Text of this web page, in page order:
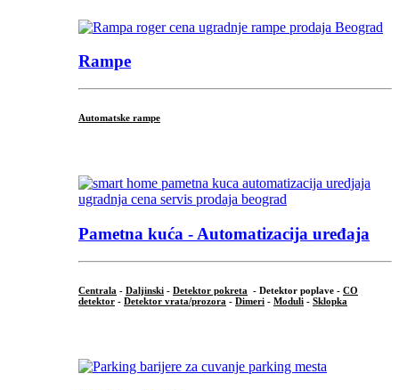
Rampe
Automatske rampe
Pametna kuća - Automatizacija uređaja
Centrala - Daljinski - Detektor pokreta - Detektor poplave - CO
detektor - Detektor vrata/prozora - Dimeri - Moduli - Sklopka